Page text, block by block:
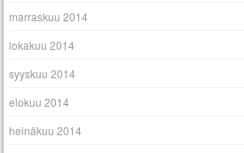
marraskuu 2014
lokakuu 2014
syyskuu 2014
elokuu 2014
heinäkuu 2014